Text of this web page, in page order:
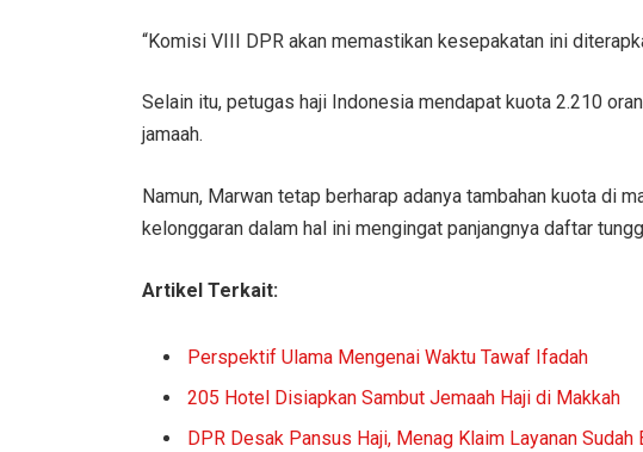
“Komisi VIII DPR akan memastikan kesepakatan ini
Selain itu, petugas haji Indonesia mendapat kuota 2.210
jamaah.
Namun, Marwan tetap berharap adanya tambahan kuota di
kelonggaran dalam hal ini mengingat panjangnya daftar
Artikel Terkait:
Perspektif Ulama Mengenai Waktu Tawaf Ifadah
205 Hotel Disiapkan Sambut Jemaah Haji di Makkah
DPR Desak Pansus Haji, Menag Klaim Layanan Sudah